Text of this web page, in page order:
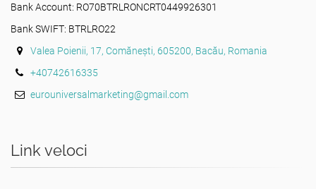
Bank Account: RO70BTRLRONCRT0449926301
Bank SWIFT: BTRLRO22
Valea Poienii, 17, Comănești, 605200, Bacău, Romania
+40742616335
eurouniversalmarketing@gmail.com
Link veloci